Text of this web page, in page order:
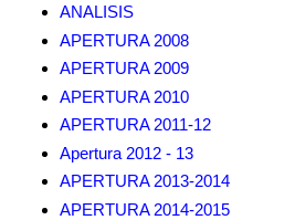
ANALISIS
APERTURA 2008
APERTURA 2009
APERTURA 2010
APERTURA 2011-12
Apertura 2012 - 13
APERTURA 2013-2014
APERTURA 2014-2015